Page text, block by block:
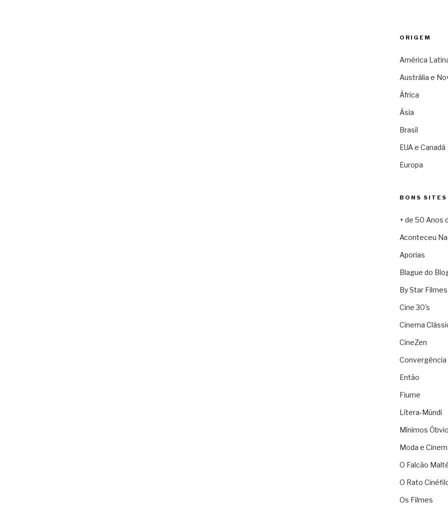
ORIGEM
América
Austrália e
África
Ásia
Brasil
EUA e Canadá
Europa
BONS SITES
+ de 50 Anos
Aconteceu
Aporias
Blague do
By Star Filmes
Cine 30's
Cinema
CineZen
Convergência
Então
Fiume
Lítera-Múndi
Mínimos
Moda e
O Falcão
O Rato
Os Filmes